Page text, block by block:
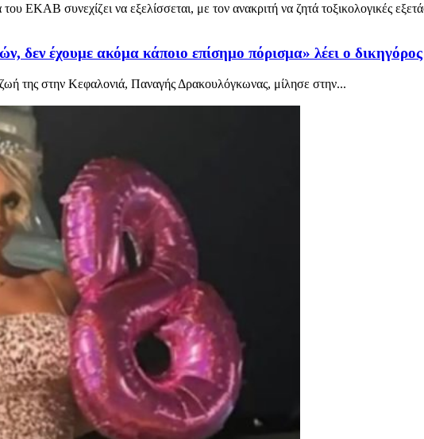
ΕΚΑΒ συνεχίζει να εξελίσσεται, με τον ανακριτή να ζητά τοξικολογικές
έχουμε ακόμα κάποιο επίσημο πόρισμα» λέει ο δικηγόρος
της στην Κεφαλονιά, Παναγής Δρακουλόγκωνας, μίλησε στην...